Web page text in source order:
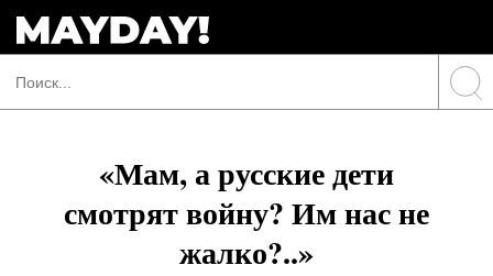
«Мам, а русские дети
смотрят войну? Им нас не
жалко?..»